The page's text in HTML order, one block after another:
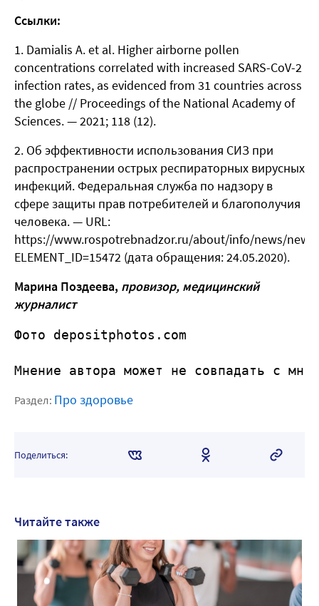
Ссылки:
Damialis A. et al. Higher airborne pollen
concentrations correlated with increased SARS-CoV-2
infection rates, as evidenced from 31 countries across
the globe // Proceedings of the National Academy of
Sciences. — 2021; 118 (12).
Об эффективности использования СИЗ при
распространении острых респираторных вирусных
инфекций. Федеральная служба по надзору в
сфере защиты прав потребителей и благополучия
человека. — URL:
https://www.rospotrebnadzor.ru/about/info/news/
ELEMENT_ID=15472 (дата обращения: 24.05.2020).
Марина Поздеева, провизор, медицинский
журналист
Фото depositphotos.com
Мнение автора может не совпадать с
Раздел: Про здоровье
Поделиться:
Читайте также